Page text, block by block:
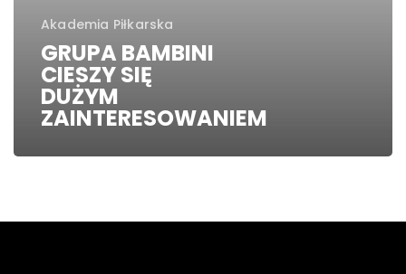
Akademia Piłkarska
GRUPA BAMBINI
CIESZY SIĘ
DUŻYM
ZAINTERESOWANIEM